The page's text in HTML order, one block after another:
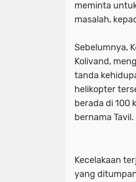
meminta
masalah,
Sebelumnya,
Kolivand,
tanda
helikopter
berada di 100
bernama Tavil.
Kecelakaan
yang